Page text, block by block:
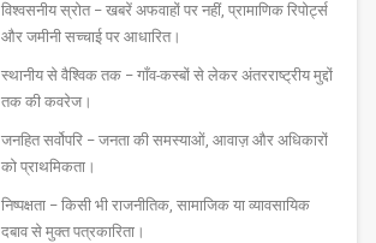
विश्वसनीय स्रोत – खबरें अफवाहों पर नहीं, प्रामाणिक रिपोर्ट्स
और जमीनी सच्चाई पर आधारित।
स्थानीय से वैश्विक तक – गाँव-कस्बों से लेकर अंतरराष्ट्रीय मुद्दों
तक की कवरेज।
जनहित सर्वोपरि – जनता की समस्याओं, आवाज़ और अधिकारों
को प्राथमिकता।
निष्पक्षता – किसी भी राजनीतिक, सामाजिक या व्यावसायिक
दबाव से मुक्त पत्रकारिता।